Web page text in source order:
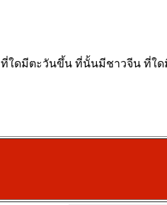
ที่ใดมีตะวันขึ้น ที่นั้นมีชาวจีน ที่ใดมี